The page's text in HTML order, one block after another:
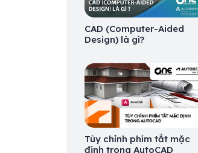
CAD (Computer-Aided
Design) là gì?
Tùy chỉnh phím tắt mặc
định trong AutoCAD